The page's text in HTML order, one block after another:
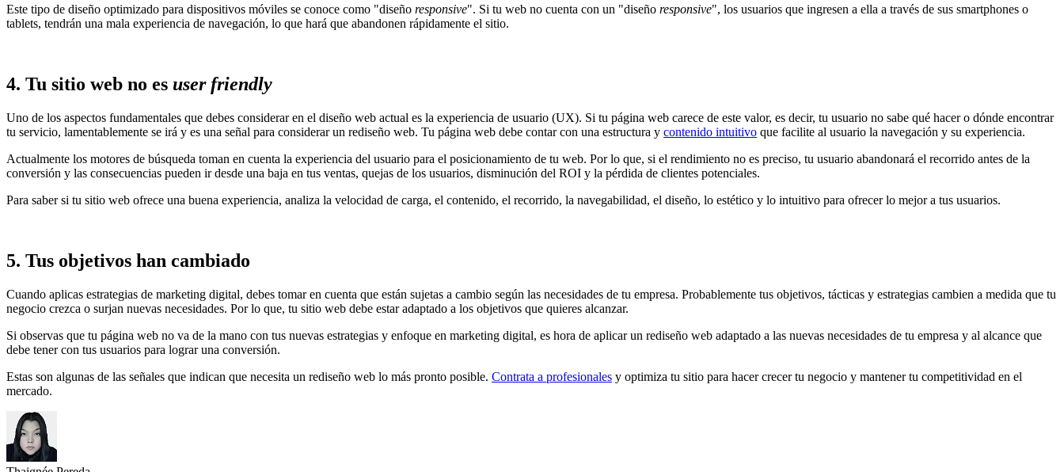
Este tipo de diseño optimizado para dispositivos móviles se conoce como "diseño responsive". Si tu web no cuenta con un "diseño responsive", los usuarios que ingresen a ella a través de sus smartphones o
tablets, tendrán una mala experiencia de navegación, lo que hará que abandonen rápidamente el sitio.
4. Tu sitio web no es user friendly
Uno de los aspectos fundamentales que debes considerar en el diseño web actual es la experiencia de usuario (UX). Si tu página web carece de este valor, es decir, tu usuario no sabe qué hacer o dónde encontrar
tu servicio, lamentablemente se irá y es una señal para considerar un rediseño web. Tu página web debe contar con una estructura y contenido intuitivo que facilite al usuario la navegación y su experiencia.
Actualmente los motores de búsqueda toman en cuenta la experiencia del usuario para el posicionamiento de tu web. Por lo que, si el rendimiento no es preciso, tu usuario abandonará el recorrido antes de la
conversión y las consecuencias pueden ir desde una baja en tus ventas, quejas de los usuarios, disminución del ROI y la pérdida de clientes potenciales.
Para saber si tu sitio web ofrece una buena experiencia, analiza la velocidad de carga, el contenido, el recorrido, la navegabilidad, el diseño, lo estético y lo intuitivo para ofrecer lo mejor a tus usuarios.
5. Tus objetivos han cambiado
Cuando aplicas estrategias de marketing digital, debes tomar en cuenta que están sujetas a cambio según las necesidades de tu empresa. Probablemente tus objetivos, tácticas y estrategias cambien a medida que tu
negocio crezca o surjan nuevas necesidades. Por lo que, tu sitio web debe estar adaptado a los objetivos que quieres alcanzar.
Si observas que tu página web no va de la mano con tus nuevas estrategias y enfoque en marketing digital, es hora de aplicar un rediseño web adaptado a las nuevas necesidades de tu empresa y al alcance que
debe tener con tus usuarios para lograr una conversión.
Estas son algunas de las señales que indican que necesita un rediseño web lo más pronto posible. Contrata a profesionales y optimiza tu sitio para hacer crecer tu negocio y mantener tu competitividad en el
mercado.